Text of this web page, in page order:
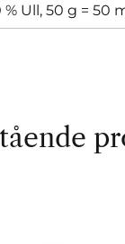
% Ull, 50 g = 50